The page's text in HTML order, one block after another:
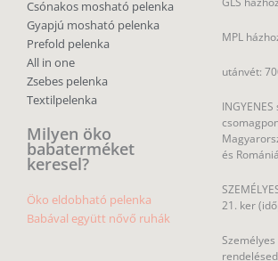
Csónakos mosható pelenka
Gyapjú mosható pelenka
Prefold pelenka
All in one
Zsebes pelenka
Textilpelenka
Milyen öko
babaterméket
keresel?
Öko eldobható pelenka
Babával együtt nővő ruhák
MPL
utánvét:
és
21. ker